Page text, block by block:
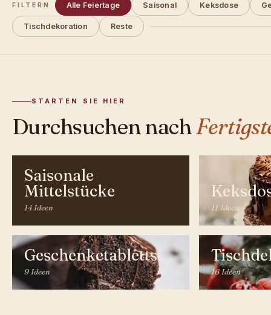
FILTERN Alle Feiertage Saisonal Keksdose
Tischdekoration Reste
STARTEN SIE HIER
Durchsuchen nach
Saisonale
Mittelstücke
14 Ideen 11 Ideen
Geschenketabletts
9 Ideen 16 Ideen